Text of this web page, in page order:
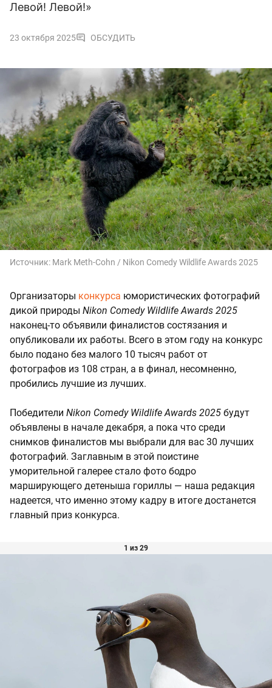
Левой! Левой!»
23 октября 2025 ОБСУДИТЬ
Источник: Mark Meth-Cohn / Nikon Comedy Wildlife Awards 2025
Организаторы конкурса юмористических фотографий
дикой природы Nikon Comedy Wildlife Awards 2025
наконец-то объявили финалистов состязания и
опубликовали их работы. Всего в этом году на конкурс
было подано без малого 10 тысяч работ от
фотографов из 108 стран, а в финал, несомненно,
пробились лучшие из лучших.
Победители Nikon Comedy Wildlife Awards 2025 будут
объявлены в начале декабря, а пока что среди
снимков финалистов мы выбрали для вас 30 лучших
фотографий. Заглавным в этой поистине
уморительной галерее стало фото бодро
марширующего детеныша гориллы — наша редакция
надеется, что именно этому кадру в итоге достанется
главный приз конкурса.
1 из 29